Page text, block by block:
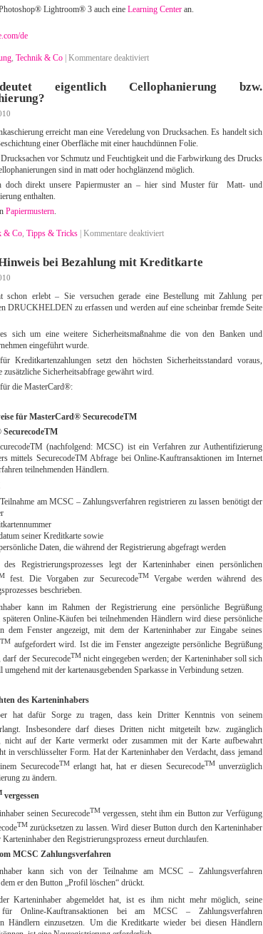
Lightroom® 3 auch eine Learning Center an.
de
, Technik & Co Kommentare deaktiviertfür
Photoshop®
Lightroom®
eigentlich Cellophanierung bzw.
erreicht man eine Veredelung von Drucksachen. Es handelt sich
einer Oberfläche mit einer hauchdünnen Folie.
vor Schmutz und Feuchtigkeit und die Farbwirkung des Drucks
sind in matt oder hochglänzend möglich.
doch direkt unsere Papiermuster an – hier sind Muster für Matt- und
enthalten.
Papiermustern.
& Co, Tipps & Tricks Kommentare deaktiviertfür
bedeutet
eigentlich
Folienkaschierung?
bei Bezahlung mit Kreditkarte
schon erlebt – Sie versuchen gerade eine Bestellung mit Zahlung per
DRUCKHELDEN zu erfassen und werden auf eine scheinbar fremde Seite
sich um eine weitere Sicherheitsmaßnahme die von den Banken und
eingeführt wurde.
Kreditkartenzahlungen setzt den höchsten Sicherheitsstandard voraus,
zusätzliche Sicherheitsabfrage gewährt wird.
die MasterCard®:
für MasterCard® SecurecodeTM
(nachfolgend: MCSC) ist ein Verfahren zur Authentifizierung
mittels SecurecodeTM Abfrage bei Online-Kauftransaktionen im Internet
teilnehmenden Händlern.
am MCSC – Zahlungsverfahren registrieren zu lassen benötigt der
seiner Kreditkarte sowie
Daten, die während der Registrierung abgefragt werden
Registrierungsprozesses legt der Karteninhaber einen persönlichen
fest. Die Vorgaben zur SecurecodeTMVergabe werden während des
beschrieben.
kann im Rahmen der Registrierung eine persönliche Begrüßung
späteren Online-Käufen bei teilnehmenden Händlern wird diese persönliche
dem Fenster angezeigt, mit dem der Karteninhaber zur Eingabe seines
TM aufgefordert wird. Ist die im Fenster angezeigte persönliche Begrüßung
der SecurecodeTMnicht eingegeben werden; der Karteninhaber soll sich
umgehend mit der kartenausgebenden Sparkasse in Verbindung setzen.
des Karteninhabers
hat dafür Sorge zu tragen, dass kein Dritter Kenntnis von seinem
Insbesondere darf dieses Dritten nicht mitgeteilt bzw. zugänglich
nicht auf der Karte vermerkt oder zusammen mit der Karte aufbewahrt
in verschlüsselter Form. Hat der Karteninhaber den Verdacht, dass jemand
SecurecodeTMerlangt hat, hat er diesen SecurecodeTMunverzüglich
zu ändern.
vergessen
seinen SecurecodeTMvergessen, steht ihm ein Button zur Verfügung
TMzurücksetzen zu lassen. Wird dieser Button durch den Karteninhaber
Karteninhaber den Registrierungsprozess erneut durchlaufen.
MCSC Zahlungsverfahren
kann sich von der Teilnahme am MCSC – Zahlungsverfahren
er den Button „Profil löschen“ drückt.
Karteninhaber abgemeldet hat, ist es ihm nicht mehr möglich, seine
Online-Kauftransaktionen bei am MCSC – Zahlungsverfahren
Händlern einzusetzen. Um die Kreditkarte wieder bei diesen Händlern